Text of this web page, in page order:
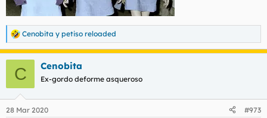
R
e
a
e
Cenobita y petiso reloaded
C Cenobita
Ex-gordo deforme asqueroso
28 Mar 2020 #973